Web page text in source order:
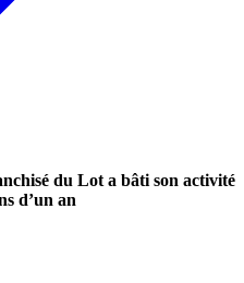
du Lot a bâti son activité
d’un an